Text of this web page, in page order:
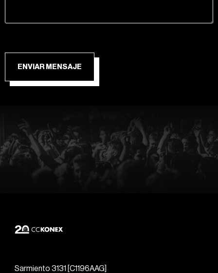
ENVIAR MENSAJE
Sarmiento 3131 [C1196AAG]